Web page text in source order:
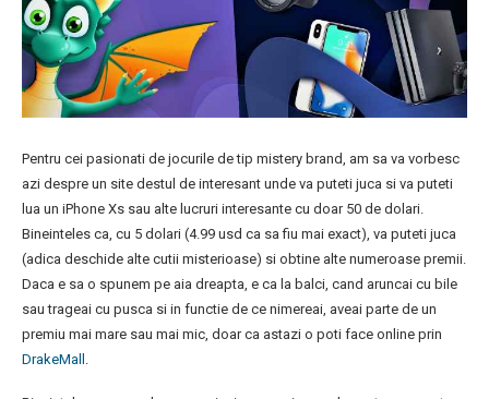
Pentru cei pasionati de jocurile de tip mistery brand, am sa va vorbesc
azi despre un site destul de interesant unde va puteti juca si va puteti
lua un iPhone Xs sau alte lucruri interesante cu doar 50 de dolari.
Bineinteles ca, cu 5 dolari (4.99 usd ca sa fiu mai exact), va puteti juca
(adica deschide alte cutii misterioase) si obtine alte numeroase premii.
Daca e sa o spunem pe aia dreapta, e ca la balci, cand aruncai cu bile
sau trageai cu pusca si in functie de ce nimereai, aveai parte de un
premiu mai mare sau mai mic, doar ca astazi o poti face online prin
DrakeMall .